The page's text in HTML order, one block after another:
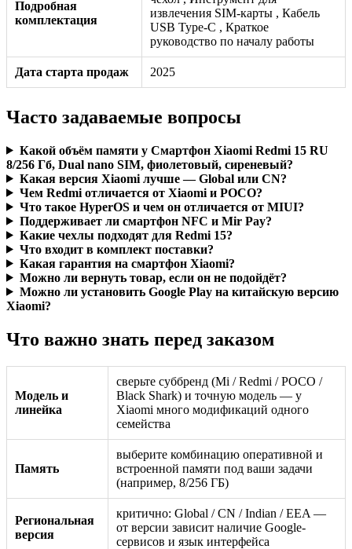
Подробная
комплектация
извлечения SIM-карты , Кабель
USB Type-C , Краткое
руководство по началу работы
Дата старта продаж 2025
Часто задаваемые вопросы
Какой объём памяти у Смартфон Xiaomi Redmi 15 RU
8/256 Гб, Dual nano SIM, фиолетовый, сиреневый?
Какая версия Xiaomi лучше — Global или CN?
Чем Redmi отличается от Xiaomi и POCO?
Что такое HyperOS и чем он отличается от MIUI?
Поддерживает ли смартфон NFC и Mir Pay?
Какие чехлы подходят для Redmi 15?
Что входит в комплект поставки?
Какая гарантия на смартфон Xiaomi?
Можно ли вернуть товар, если он не подойдёт?
Можно ли установить Google Play на китайскую версию
Xiaomi?
Что важно знать перед заказом
Модель и
линейка
сверьте суббренд (Mi / Redmi / POCO /
Black Shark) и точную модель — у
Xiaomi много модификаций одного
семейства
Память
выберите комбинацию оперативной и
встроенной памяти под ваши задачи
(например, 8/256 ГБ)
Региональная
версия
критично: Global / CN / Indian / EEA —
от версии зависит наличие Google-
сервисов и язык интерфейса